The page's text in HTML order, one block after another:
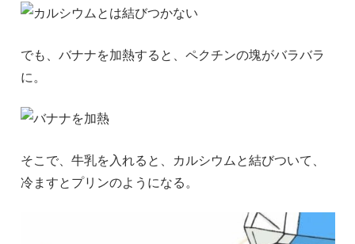
でも、バナナを加熱すると、ペクチンの塊がバラバラ
に。
そこで、牛乳を入れると、カルシウムと結びついて、
冷ますとプリンのようになる。